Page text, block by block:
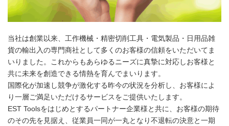
当社は創業以来、工作機械・精密切削工具・電気製品・日用品雑
貨の輸出入の専門商社として多くのお客様の信頼をいただいてま
いりました。これからもあらゆるニーズに真摯に対応しお客様と
共に未来を創造できる情熱を育んでまいります。
国際化が加速し競争が激化する昨今の状況を分析し、お客様によ
り一層ご満足いただけるサービスをご提供いたします。
EST Toolsをはじめとするパートナー企業様と共に、お客様の期待
のその先を見据え、従業員一同が一丸となり不退転の決意と一期